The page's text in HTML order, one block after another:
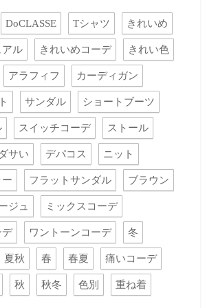
DoCLASSE Tシャツ きれいめ
アル きれいめコーデ きれい色
アラフィフ カーディガン
サンダル ショートブーツ
スイッチコーデ ストール
ダサい デパコス ニット
フラットサンダル ブラウン
ジュ ミックスコーデ
デ ワントーンコーデ 冬
夏秋 春 春夏 痛いコーデ
秋 秋冬 色別 重ね着